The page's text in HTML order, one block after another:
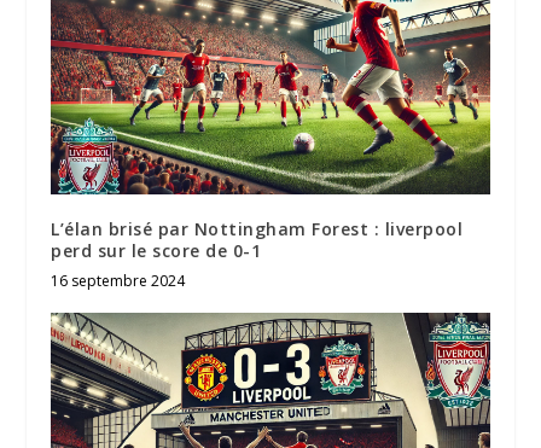
L’élan brisé par Nottingham Forest : liverpool
perd sur le score de 0-1
16 septembre 2024